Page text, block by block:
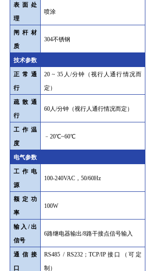
表面处
理
喷涂
闸杆材
质
304不锈钢
技术参数
正常通
行
20 ~ 35人/分钟（视行人通行情况而
定）
疏散通
行
60人/分钟（视行人通行情况而定）
工作温
度
﹣20℃~60℃
电气参数
工作电
源
100-240VAC，50/60Hz
额定功
率
100W
输入/出
信号
6路继电器输出/8路干接点信号输入
通信接
口
RS485 / RS232；TCP/IP接口（可定
制）